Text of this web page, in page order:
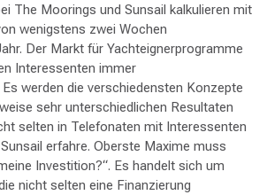
The Moorings und Sunsail kalkulieren mit
wenigstens zwei Wochen
Der Markt für Yachteignerprogramme
Interessenten immer
werden die verschiedensten Konzepte
sehr unterschiedlichen Resultaten
selten in Telefonaten mit Interessenten
erfahre. Oberste Maxime muss
Investition?“. Es handelt sich um
nicht selten eine Finanzierung